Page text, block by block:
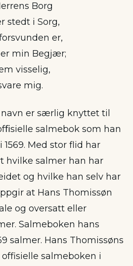
Borg
stedt i Sorg,
er,
min Begjær;
visselig,
mig.
er særlig knyttet til
salmebok som han
Med stor flid har
hvilke salmer han har
og hvilke han selv har
at Hans Thomissøn
og oversatt eller
Salmeboken hans
salmer. Hans Thomissøns
salmeboken i